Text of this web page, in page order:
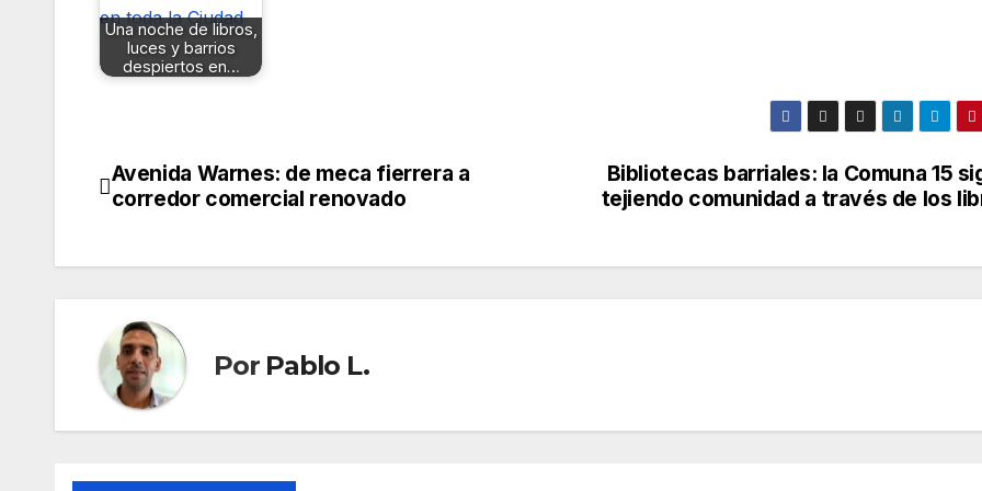
Una noche de libros,
luces y barrios
despiertos en…
Navegación
entradas
Bibliotecas barriales: la Comuna 15
tejiendo comunidad a través de los
Avenida Warnes: de meca fierrera a
corredor comercial renovado
Por Pablo L.